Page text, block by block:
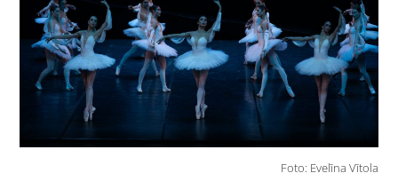
Foto: Evelīna Vītola